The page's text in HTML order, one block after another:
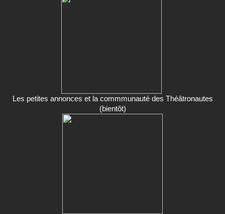
Les petites annonces et la commmunauté des Théâtronautes
(bientôt)